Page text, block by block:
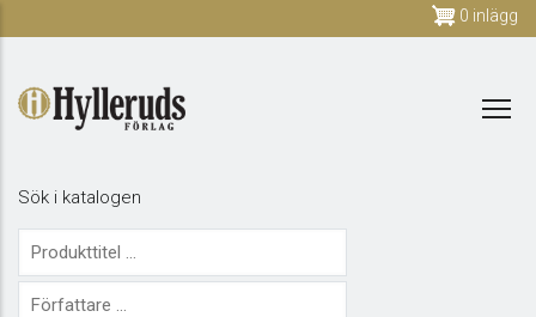
main
content
0 inlägg
Sök i katalogen